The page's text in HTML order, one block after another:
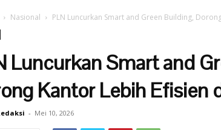
Nasional PLN Luncurkan Smart and Green Building,
Luncurkan Smart and
Kantor Lebih Efisien
- Mei 10, 2026